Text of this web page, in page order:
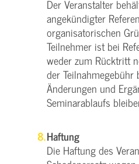
Der Veranstalter
angekündigter
organisatorischen
Teilnehmer ist bei
weder zum Rücktritt
der Teilnahmegebühr
Änderungen und
Seminarablaufs
Haftung
Die Haftung des